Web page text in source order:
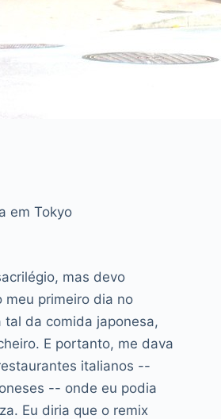
em Tokyo
mas devo
meu primeiro dia no
tal da comida japonesa,
E portanto, me dava
italianos --
-- onde eu podia
Eu diria que o remix